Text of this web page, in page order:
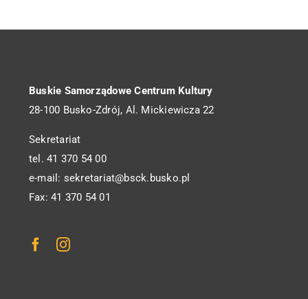
Buskie Samorządowe Centrum Kultury
28-100 Busko-Zdrój, Al. Mickiewicza 22
Sekretariat
tel. 41 370 54 00
e-mail: sekretariat@bsck.busko.pl
Fax: 41 370 54 01